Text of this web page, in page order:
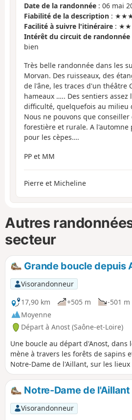
Date de la randonnée : 06 mai
Fiabilité de la description :
Facilité à suivre l'itinéraire :
Intérêt du circuit de randonnée
bien
Très belle randonnée dans les
Morvan. Des ruisseaux, des
de l'âne, les traces d'un théâtre
hameaux ….. Des sentiers assez
difficulté, quelquefois au milieu
Nous ne pouvons que
forestière et rurale. A
pour les cèpes….
PP et MM
Pierre et Micheline
Autres
secteur
Grande boucle depuis
Visorandonneur
17,90 km
+505 m -501 m
Moyenne
Départ à Anost (Saône-et-Loire)
Une boucle au départ d'Anost, dans
mène à travers les forêts de sapins
Notre-Dame de l'Aillant, sur les
maquis Socrate, à la Pierre du pas
Grands Bois, tout en profitant de la
estivale et d'agréables points de vue.
Notre-Dame de l'Aillant
Visorandonneur